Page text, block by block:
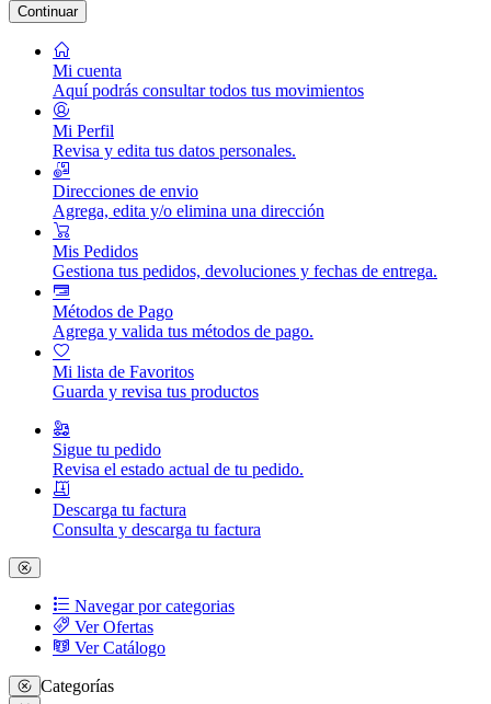
Continuar
Mi cuenta
Aquí podrás consultar todos tus movimientos
Mi Perfil
Revisa y edita tus datos personales.
Direcciones de envio
Agrega, edita y/o elimina una dirección
Mis Pedidos
Gestiona tus pedidos, devoluciones y fechas de entrega.
Métodos de Pago
Agrega y valida tus métodos de pago.
Mi lista de Favoritos
Guarda y revisa tus productos
Sigue tu pedido
Revisa el estado actual de tu pedido.
Descarga tu factura
Consulta y descarga tu factura
Navegar por categorias
Ver Ofertas
Ver Catálogo
Categorías